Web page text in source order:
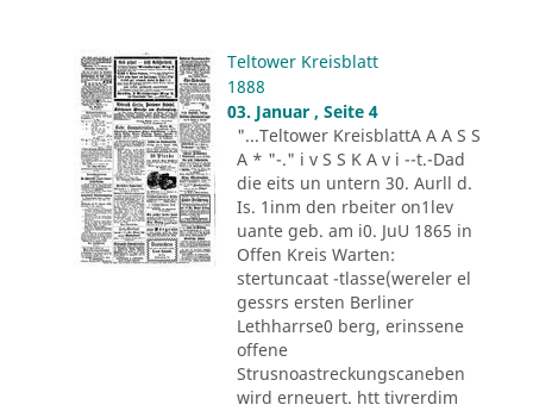
Teltower Kreisblatt
1888
03. Januar , Seite 4
"...Teltower KreisblattA A A S S
A * "-." i v S S K A v i --t.-Dad
die eits un untern 30. Aurll d.
Is. 1inm den rbeiter on1lev
uante geb. am i0. JuU 1865 in
Offen Kreis Warten:
stertuncaat -tlasse(wereler el
gessrs ersten Berliner
Lethharrse0 berg, erinssene
offene
Strusnoastreckungscaneben
wird erneuert. htt tivrerdim